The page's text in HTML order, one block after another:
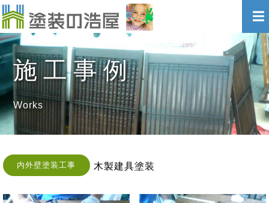
施工事例
Works
内外壁塗装工事 木製建具塗装